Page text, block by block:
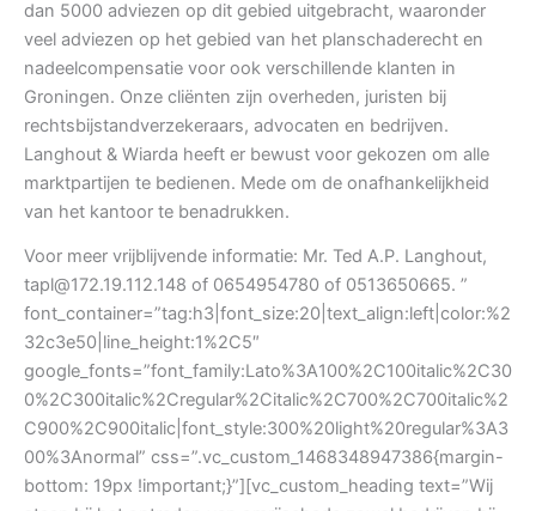
dan 5000 adviezen op dit gebied uitgebracht, waaronder
veel adviezen op het gebied van het planschaderecht en
nadeelcompensatie voor ook verschillende klanten in
Groningen. Onze cliënten zijn overheden, juristen bij
rechtsbijstandverzekeraars, advocaten en bedrijven.
Langhout & Wiarda heeft er bewust voor gekozen om alle
marktpartijen te bedienen. Mede om de onafhankelijkheid
van het kantoor te benadrukken.
Voor meer vrijblijvende informatie: Mr. Ted A.P. Langhout,
tapl@172.19.112.148 of 0654954780 of 0513650665. ”
font_container=”tag:h3|font_size:20|text_align:left|color:%2
32c3e50|line_height:1%2C5″
google_fonts=”font_family:Lato%3A100%2C100italic%2C30
0%2C300italic%2Cregular%2Citalic%2C700%2C700italic%2
C900%2C900italic|font_style:300%20light%20regular%3A3
00%3Anormal” css=”.vc_custom_1468348947386{margin-
bottom: 19px !important;}”][vc_custom_heading text=”Wij